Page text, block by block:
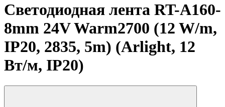
Светодиодная лента RT-A160-
8mm 24V Warm2700 (12 W/m,
IP20, 2835, 5m) (Arlight, 12
Вт/м, IP20)